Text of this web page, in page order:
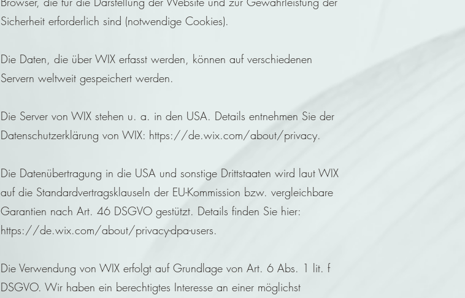
Sicherheit erforderlich sind (notwendige Cookies).
Die Daten, die über WIX erfasst werden, können auf verschiedenen
Servern weltweit gespeichert werden.
Die Server von WIX stehen u. a. in den USA. Details entnehmen Sie der
Datenschutzerklärung von WIX: https://de.wix.com/about/privacy.
Die Datenübertragung in die USA und sonstige Drittstaaten wird laut WIX
auf die Standardvertragsklauseln der EU-Kommission bzw. vergleichbare
Garantien nach Art. 46 DSGVO gestützt. Details finden Sie hier:
https://de.wix.com/about/privacy-dpa-users.
Die Verwendung von WIX erfolgt auf Grundlage von Art. 6 Abs. 1 lit. f
DSGVO. Wir haben ein berechtigtes Interesse an einer möglichst